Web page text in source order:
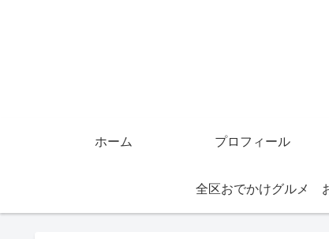
ホーム プロフィール
全区おでかけグルメ